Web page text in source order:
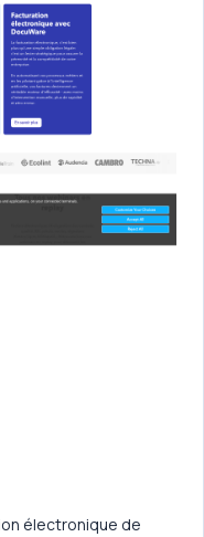
électronique de